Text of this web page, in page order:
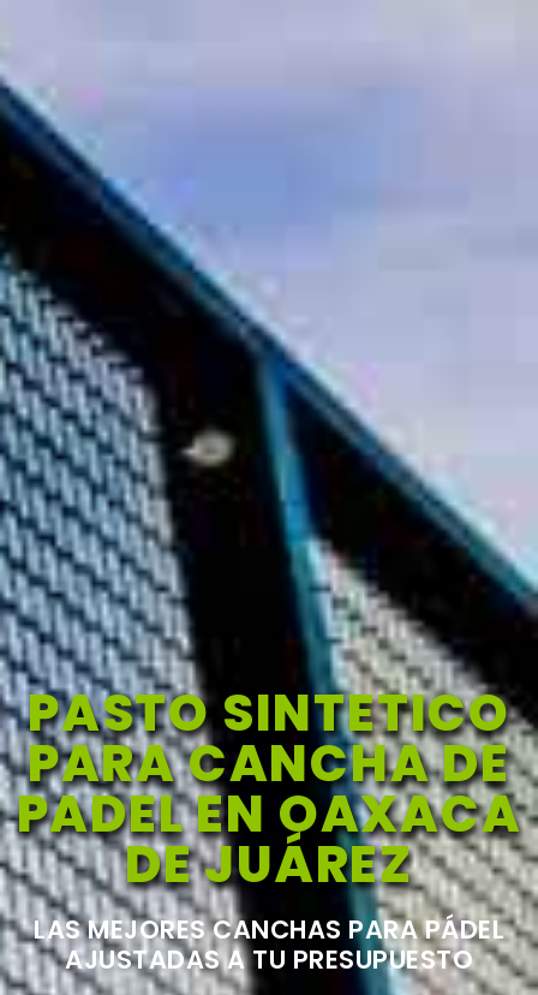
PASTO SINTETICO
PARA CANCHA DE
PADEL EN OAXACA
DE JUÁREZ
LAS MEJORES CANCHAS PARA PÁDEL
AJUSTADAS A TU PRESUPUESTO